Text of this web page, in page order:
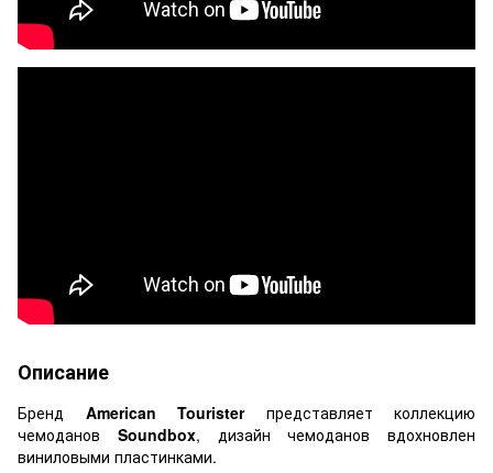
Описание
Бренд American Touristerпредставляет коллекцию
чемоданов Soundbox, дизайн чемоданов вдохновлен
виниловыми пластинками.